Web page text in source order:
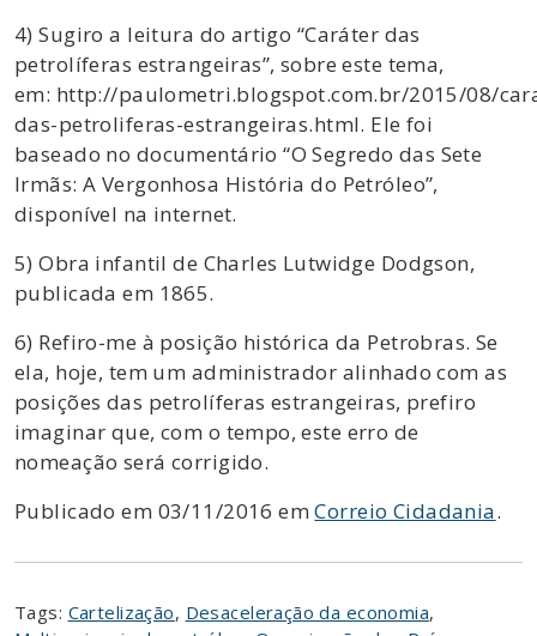
4) Sugiro a leitura do artigo “Caráter das
petrolíferas estrangeiras”, sobre este tema,
em: http://paulometri.blogspot.com.br/2015/08/
das-petroliferas-estrangeiras.html. Ele foi
baseado no documentário “O Segredo das Sete
Irmãs: A Vergonhosa História do Petróleo”,
disponível na internet.
5) Obra infantil de Charles Lutwidge Dodgson,
publicada em 1865.
6) Refiro-me à posição histórica da Petrobras. Se
ela, hoje, tem um administrador alinhado com as
posições das petrolíferas estrangeiras, prefiro
imaginar que, com o tempo, este erro de
nomeação será corrigido.
Publicado em 03/11/2016 emCorreio Cidadania.
Tags: Cartelização, Desaceleração da economia,